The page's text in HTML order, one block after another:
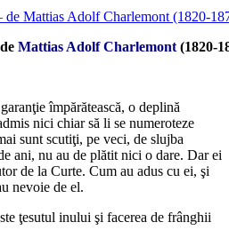
Mattias Adolf Charlemont (1820-
împărătească, o deplină
nici chiar să li se numeroteze
sunt scutiţi, pe veci, de slujba
ani, nu au de plătit nici o dare. Dar ei
de la Curte. Cum au adus cu ei, şi
nevoie de el.
ţesutul inului şi facerea de frânghii